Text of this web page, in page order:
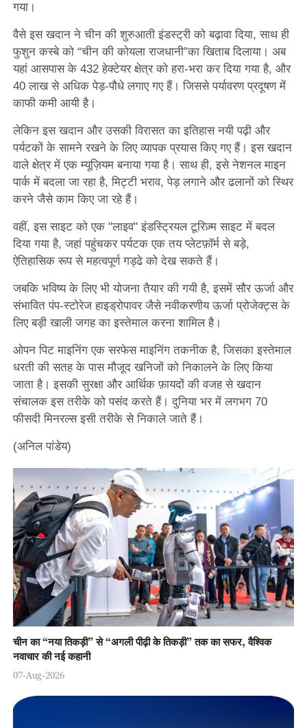
गया।
वैसे इस खदान ने चीन की शुरुआती इंडस्ट्री को बढ़ावा दिया, साथ ही
फुशुन कस्बे को “चीन की कोयला राजधानी”का खिताब दिलाया। अब
यहां आसपास के 432 हेक्टेयर क्षेत्र को हरा-भरा कर दिया गया है, और
40 लाख से अधिक पेड़-पौधे लगाए गए हैं। जिससे पर्यावरण प्रदूषण में
काफी कमी आयी है।
लेकिन इस खदान और उसकी विरासत का इतिहास नयी पढ़ी और
पर्यटकों के सामने रखने के लिए व्यापक प्रयास किए गए हैं। इस खदान
वाले क्षेत्र में एक म्यूज़ियम बनाया गया है। साथ ही, इसे नेशनल माइन
पार्क में बदला जा रहा है, मिट्टी भराव, पेड़ लगाने और ढलानों को स्थिर
करने जैसे काम किए जा रहे हैं।
वहीं, इस साइट को एक "लाइव" इंडस्ट्रियल टूरिज़्म साइट में बदल
दिया गया है, जहां पहुंचकर पर्यटक एक तय प्लेटफ़ॉर्म से बड़े,
ऐतिहासिक रूप से महत्वपूर्ण गड्ढे को देख सकते हैं।
जबकि भविष्य के लिए भी योजना तैयार की गयी है, इसमें सौर ऊर्जा और
संभावित पंप-स्टोरेज हाइड्रोपावर जैसे नवीकरणीय ऊर्जा प्रोजेक्ट्स के
लिए बड़ी खाली जगह का इस्तेमाल करना शामिल है।
ओपन पिट माइनिंग एक सरफेस माइनिंग तकनीक है, जिसका इस्तेमाल
धरती की सतह के पास मौजूद खनिजों को निकालने के लिए किया
जाता है। इसकी सुरक्षा और आर्थिक फ़ायदों की वजह से खदान
संचालक इस तरीके को पसंद करते हैं। दुनिया भर में लगभग 70
फीसदी मिनरल्स इसी तरीके से निकाले जाते हैं।
(अनिल पांडेय)
चीन का “नया तिकड़ी” से “अगली पीढ़ी के तिकड़ी” तक का सफर, वैश्विक
नवाचार की नई कहानी
07-Aug-2026